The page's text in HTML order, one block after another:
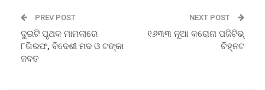
PREV POST
ଦୁଇଟି ପୃଥକ ମାମଲାରେ
୮ଗିରଫ, ବିଦେଶୀ ମଦ ଓ ଟଙ୍କା
ଜବତ
NEXT POST
୧୬୩୩ ନୂଆ କରୋନା ପଜିଟିଭ୍
ଚିହ୍ନଟ